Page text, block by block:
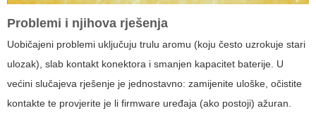
Problemi i njihova rješenja
Uobičajeni problemi uključuju trulu aromu (koju često uzrokuje stari
ulozak), slab kontakt konektora i smanjen kapacitet baterije. U
većini slučajeva rješenje je jednostavno: zamijenite uloške, očistite
kontakte te provjerite je li firmware uređaja (ako postoji) ažuran.